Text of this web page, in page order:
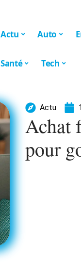
Actu Auto
Santé Tech
Actu
Achat
pour